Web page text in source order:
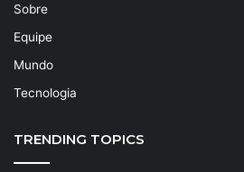
Sobre
Equipe
Mundo
Tecnologia
TRENDING TOPICS